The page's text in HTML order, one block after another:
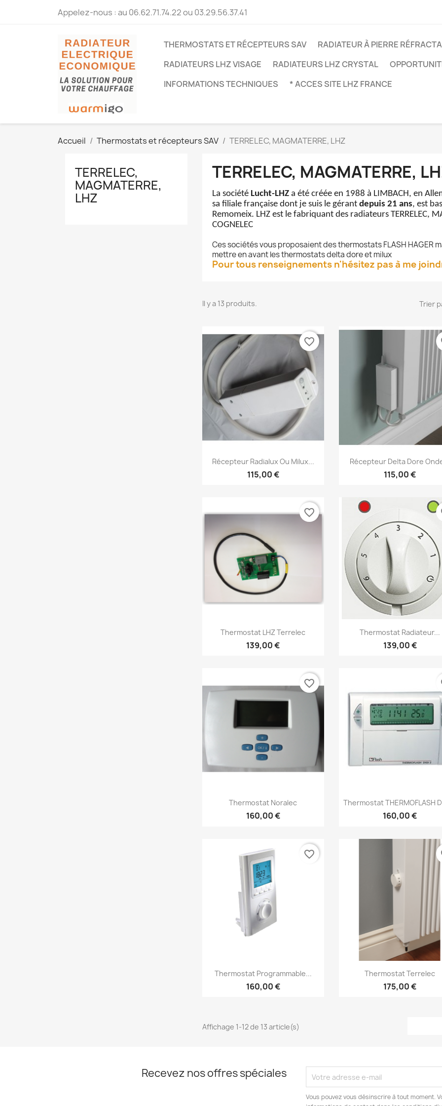
Appelez-nous :au 06.62.71.74.22 ou 03.29.56.37.41
THERMOSTATS ET RÉCEPTEURS SAV RADIATEUR À PIERRE
RADIATEURS LHZ VISAGE
RADIATEURS LHZ CRYSTAL
INFORMATIONS TECHNIQUES
* ACCES SITE LHZ FRANCE
Accueil Thermostats et récepteurs SAV TERRELEC, MAGMATERRE, LHZ
TERRELEC,
MAGMATERRE,
LHZ
TERRELEC, MAGMATERRE,
La société Lucht-LHZa été créée en 1988 à LIMBACH, en
sa filiale française dont je suis le gérant depuis 21 ans, est
Remomeix. LHZ est le fabriquant des radiateurs TERRELEC,
COGNELEC
Ces sociétés vous proposaient des thermostats FLASH HAGER
mettre en avant les thermostats delta dore et milux
Pour tous renseignements n'hésitez pas à me
Il y a 13 produits. Trier
Aperçu rapide
Récepteur Radialux Ou Milux...
115,00 €
favorite_border
Aperçu rapide
Récepteur Delta Dore
115,00 €
Aperçu rapide
Thermostat LHZ Terrelec
139,00 €
favorite_border
Aperçu rapide
Thermostat Radiateur...
139,00 €
Aperçu rapide
Thermostat Noralec
160,00 €
favorite_border
Aperçu rapide
Thermostat THERMOFLASH
160,00 €
Aperçu rapide
Thermostat Programmable...
160,00 €
favorite_border
Aperçu rapide
Thermostat Terrelec
175,00 €
Affichage 1-12 de 13 article(s)
Recevez nos offres spéciales
Vous pouvez vous désinscrire à tout moment.
Créer une liste d'envies
Nom de la liste d'envies
Annuler Créer une liste d'envies